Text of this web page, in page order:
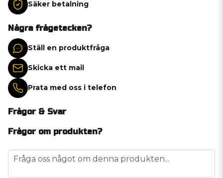
Säker betalning
Några frågetecken?
Ställ en produktfråga
Skicka ett mail
Prata med oss i telefon
Frågor & Svar
Frågor om produkten?
question
Fråga oss något om denna produkten...